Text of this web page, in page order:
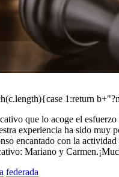
1:return
que lo acoge el
experiencia ha sido muy
encantado con la
Mariano y
federada